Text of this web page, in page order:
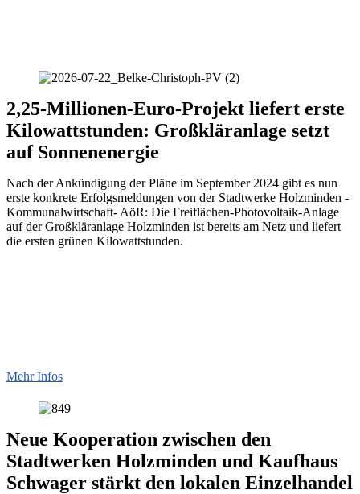
2,25-Millionen-Euro-Projekt liefert erste
Kilowattstunden: Großkläranlage setzt
auf Sonnenenergie
Nach der Ankündigung der Pläne im September 2024 gibt es nun
erste konkrete Erfolgsmeldungen von der Stadtwerke Holzminden -
Kommunalwirtschaft- AöR: Die Freiflächen-Photovoltaik-Anlage
auf der Großkläranlage Holzminden ist bereits am Netz und liefert
die ersten grünen Kilowattstunden.
Mehr Infos
Neue Kooperation zwischen den
Stadtwerken Holzminden und Kaufhaus
Schwager stärkt den lokalen Einzelhandel